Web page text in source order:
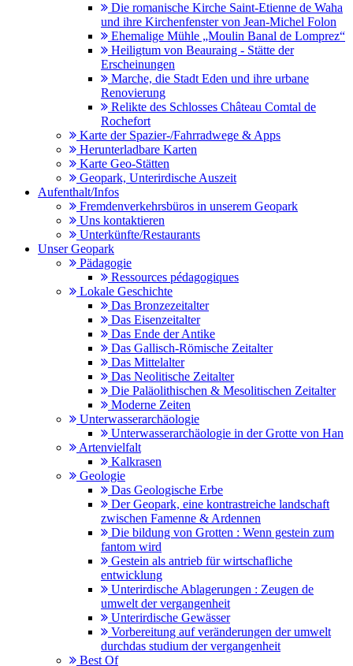
Die romanische Kirche Saint-Etienne de Waha
und ihre Kirchenfenster von Jean-Michel Folon
Ehemalige Mühle „Moulin Banal de Lomprez“
Heiligtum von Beauraing - Stätte der
Erscheinungen
Marche, die Stadt Eden und ihre urbane
Renovierung
Relikte des Schlosses Château Comtal de
Rochefort
Karte der Spazier-/Fahrradwege & Apps
Herunterladbare Karten
Karte Geo-Stätten
Geopark, Unterirdische Auszeit
Aufenthalt/Infos
Fremdenverkehrsbüros in unserem Geopark
Uns kontaktieren
Unterkünfte/Restaurants
Unser Geopark
Pädagogie
Ressources pédagogiques
Lokale Geschichte
Das Bronzezeitalter
Das Eisenzeitalter
Das Ende der Antike
Das Gallisch-Römische Zeitalter
Das Mittelalter
Das Neolitische Zeitalter
Die Paläolithischen & Mesolitischen Zeitalter
Moderne Zeiten
Unterwasserarchäologie
Unterwasserarchäologie in der Grotte von Han
Artenvielfalt
Kalkrasen
Geologie
Das Geologische Erbe
Der Geopark, eine kontrastreiche landschaft
zwischen Famenne & Ardennen
Die bildung von Grotten : Wenn gestein zum
fantom wird
Gestein als antrieb für wirtschafliche
entwicklung
Unterirdische Ablagerungen : Zeugen de
umwelt der vergangenheit
Unterirdische Gewässer
Vorbereitung auf veränderungen der umwelt
durchdas studium der vergangenheit
Best Of